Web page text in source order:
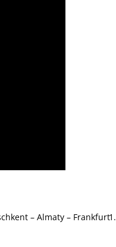
– Almaty – Frankfurt